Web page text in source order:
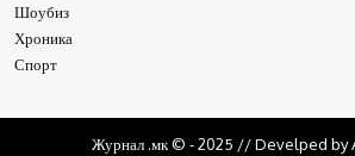
Шоубиз
Хроника
Спорт
Журнал .мк © - 2025 // Develped by